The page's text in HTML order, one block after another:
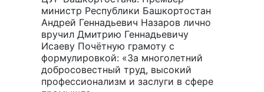
министр Республики Башкортостан
Андрей Геннадьевич Назаров лично
вручил Дмитрию Геннадьевичу
Исаеву Почётную грамоту с
формулировкой: «За многолетний
добросовестный труд, высокий
профессионализм и заслуги в сфере